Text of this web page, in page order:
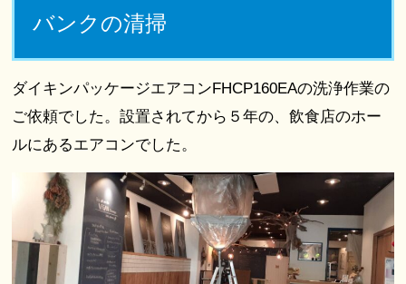
バンクの清掃
ダイキンパッケージエアコンFHCP160EAの洗浄作業の
ご依頼でした。設置されてから５年の、飲食店のホー
ルにあるエアコンでした。